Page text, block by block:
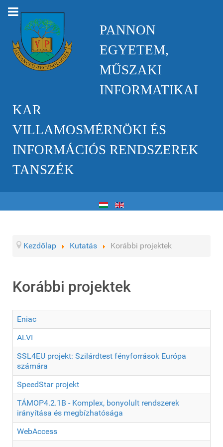
PANNON
EGYETEM,
MŰSZAKI
INFORMATIKAI
KAR
VILLAMOSMÉRNÖKI ÉS
INFORMÁCIÓS RENDSZEREK
TANSZÉK
Kezdőlap Kutatás Korábbi projektek
Korábbi projektek
Eniac
ALVI
SSL4EU projekt: Szilárdtest fényforrások Európa
számára
SpeedStar projekt
TÁMOP4.2.1B - Komplex, bonyolult rendszerek
irányítása és megbízhatósága
WebAccess